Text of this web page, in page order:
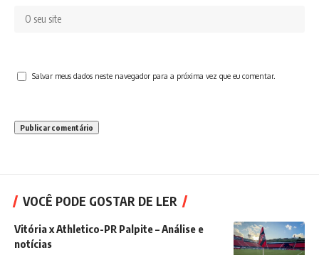
Salvar meus dados neste navegador para a próxima vez que eu comentar.
VOCÊ PODE GOSTAR DE LER
Vitória x Athletico-PR Palpite – Análise e
notícias